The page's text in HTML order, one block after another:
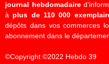
journal hebdomadaire
à plus de 110 000
dépôts dans vos commerces
abonnement dans le
©Copyright ©2022 Hebdo 39